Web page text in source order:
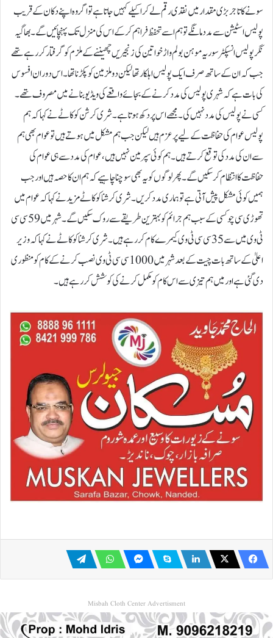
سونے کا تاجر بڑی مقدار میں نقدی رقم لے کر اکیلے کہیں جاتا ہے تو اگر وہ اپنے دکان کے قریب
پولیس اسٹیشن سے مدد مانگے تو ہم اسے تحفظ فراہم کر کے اس کی منزل تک پہنچائیں گے۔بھاگیہ
نگر پولیس انسپکٹر سوریہ موہن بولم واڑ خواتین کی زنجیریں چھیننے کے ملزم کو گرفتار کر رہے تھے
جب کہ ان کے ساتھ صرف ایک پولیس اہلکار تھا لیکن دو ملزمین کو پکڑنا تھا۔ اس دوران افسوس
کی بات ہے کہ شہری پولیس کی مدد کرنے کے بجائے واقعے کی ویڈیو بنانے میں مصروف تھے۔
کسی نے پولیس کی مدد نہیں کی۔ مجھے اس پر دکھ ہوتا ہے۔ شری کرشن کوکاٹے نے کہا کہ ہم
پولیس عوام کی حفاظت کے لیے پرعزم ہیں لیکن جب ہم مشکل میں ہوتے ہیں تو عوام بھی ہم
سے ان کی مدد کی توقع کرتے ہیں۔ ہم کوئی سپر مین نہیں ہیں، عوام کی مدد سے ہی عوام کی
حفاظت کا انتظام کر سکیں گے۔ پھر لوگوں کو یہ بھی سوچنا چاہیے کہ ہم ان کا حصہ ہیں اور جب
ہمیں کوئی مشکل پیش آتی ہے تو ہماری مدد کریں۔ شری کرشنا کوکاٹے مزید نے کہا کہ عوام میں
تھوڑی سی چوکسی کے سبب ہم جرائم کو بہترین طریقے سے روک سکیں گے۔ شہر میں 59 سی سی
ٹی وی میں سے 35 سی سی ٹی وی کیمرے کام کر رہے ہیں۔ شری کرشنا کوکاٹے نے کہا کہ وزیر
اعلیٰ کے ساتھ بات چیت کے بعد شہر میں 1000 سی سی ٹی وی نصب کرنے کے کام کو منظوری
دی گئی ہے اور میں ہم تیزی سے اس کام کو مکمل کرنے کی کوشش کررہے ہیں۔
Misbah Cloth Center Advertisment